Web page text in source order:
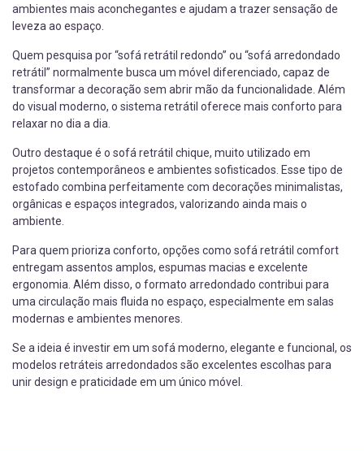
ambientes mais aconchegantes e ajudam a trazer sensação de
leveza ao espaço.
Quem pesquisa por “sofá retrátil redondo” ou “sofá arredondado
retrátil” normalmente busca um móvel diferenciado, capaz de
transformar a decoração sem abrir mão da funcionalidade. Além
do visual moderno, o sistema retrátil oferece mais conforto para
relaxar no dia a dia.
Outro destaque é o sofá retrátil chique, muito utilizado em
projetos contemporâneos e ambientes sofisticados. Esse tipo de
estofado combina perfeitamente com decorações minimalistas,
orgânicas e espaços integrados, valorizando ainda mais o
ambiente.
Para quem prioriza conforto, opções como sofá retrátil comfort
entregam assentos amplos, espumas macias e excelente
ergonomia. Além disso, o formato arredondado contribui para
uma circulação mais fluida no espaço, especialmente em salas
modernas e ambientes menores.
Se a ideia é investir em um sofá moderno, elegante e funcional, os
modelos retráteis arredondados são excelentes escolhas para
unir design e praticidade em um único móvel.